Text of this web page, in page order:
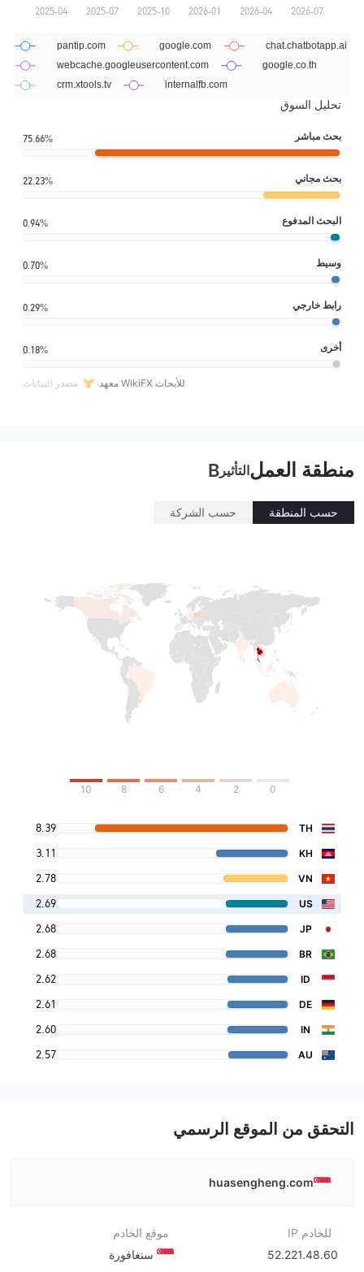
تحليل السوق
بحث مباشر 75.66%
بحث مجاني 22.23%
البحث المدفوع 0.94%
وسيط 0.70%
رابط خارجي 0.29%
أخرى 0.18%
مصدر البيانات معهد WikiFX للأبحاث
منطقة العملالتأثير B
حسب المنطقة حسب الشركة
0
2
4
6
8
10
TH
8.39
KH
3.11
VN
2.78
US
2.69
JP
2.68
BR
2.68
ID
2.62
DE
2.61
IN
2.60
AU
2.57
التحقق من الموقع الرسمي
huasengheng.com
للخادم IP
52.221.48.60
موقع الخادم
سنغافورة